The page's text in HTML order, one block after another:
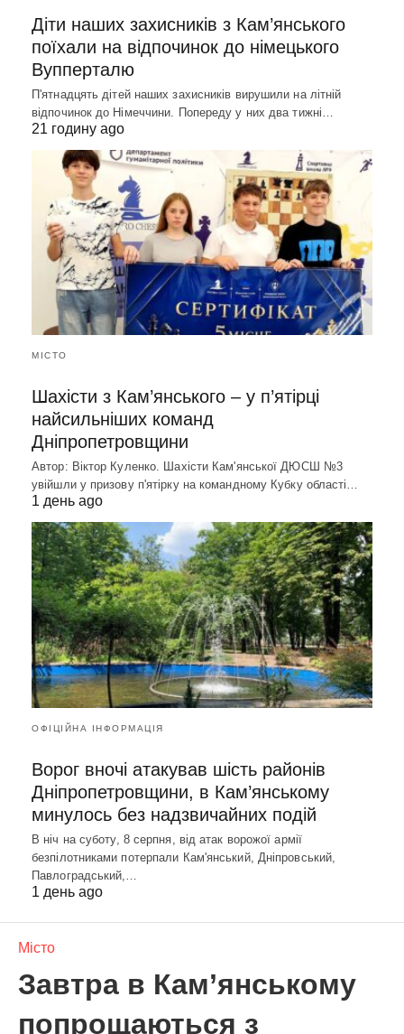
Діти наших захисників з Кам’янського
поїхали на відпочинок до німецького
Вупперталю
П'ятнадцять дітей наших захисників вирушили на літній
відпочинок до Німеччини. Попереду у них два тижні…
21 годину ago
МІСТО
Шахісти з Кам’янського – у п’ятірці
найсильніших команд
Дніпропетровщини
Автор: Віктор Куленко. Шахісти Кам'янської ДЮСШ №3
увійшли у призову п'ятірку на командному Кубку області…
1 день ago
ОФІЦІЙНА ІНФОРМАЦІЯ
Ворог вночі атакував шість районів
Дніпропетровщини, в Кам’янському
минулось без надзвичайних подій
В ніч на суботу, 8 серпня, від атак ворожої армії
безпілотниками потерпали Кам'янський, Дніпровський,
Павлоградський,…
1 день ago